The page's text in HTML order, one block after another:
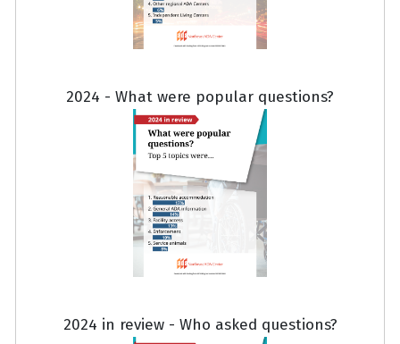
2024 - What were popular questions?
2024 in review - Who asked questions?